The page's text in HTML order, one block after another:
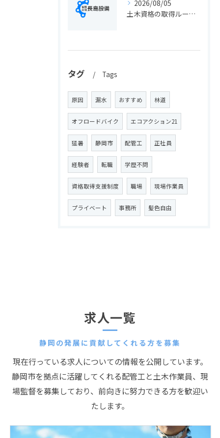
2026/08/05
土木資格の取得ルートや静岡県静岡市でのキャリアアップ戦略を現実的に解説
タグ Tags
原因 漏水 おすすめ 林道
オフロードバイク エコアクション21
猛暑 静岡市 配管工 正社員
経験者 転職 学歴不問
資格取得支援制度 職場 現場作業員
プライベート 事務所 髪色自由
静岡の発展に貢献してくれる方を募集
求人一覧
現在行っている求人についての情報を公開しています。
静岡市を拠点に活躍してくれる配管工と土木作業員、現
場監督を募集しており、前向きに努力できる方を歓迎い
たします。